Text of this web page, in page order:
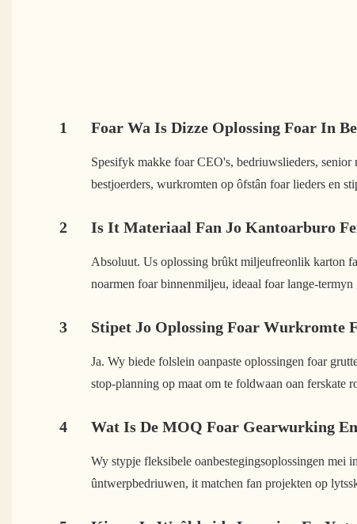
1 Foar Wa Is Dizze Oplossing Foar In
Spesifyk makke foar CEO's, bedriuwslieders,
bestjoerders, wurkromten op ôfstân foar lieders en
2 Is It Materiaal Fan Jo Kantoarburo
Absoluut. Us oplossing brûkt miljeufreonlik karton
noarmen foar binnenmiljeu, ideaal foar lange-
3 Stipet Jo Oplossing Foar Wurkromte
Ja. Wy biede folslein oanpaste oplossingen foar
stop-planning op maat om te foldwaan oan ferskate
4 Wat Is De MOQ Foar Gearwurking
Wy stypje fleksibele oanbestegingsoplossingen mei
ûntwerpbedriuwen, it matchen fan projekten op